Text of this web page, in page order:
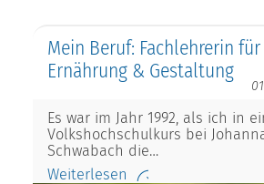
Mein Beruf: Fachlehrerin für
Ernährung & Gestaltung
Es war im Jahr 1992, als ich in
Volkshochschulkurs bei
Schwabach die…
Weiterlesen